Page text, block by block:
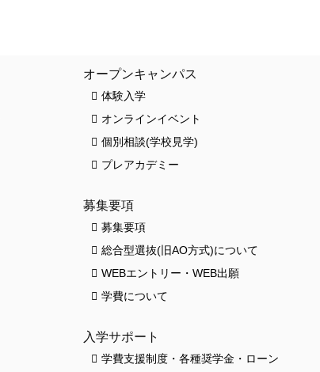
オープンキャンパス
体験入学
オンラインイベント
個別相談(学校見学)
プレアカデミー
募集要項
募集要項
総合型選抜(旧AO方式)について
WEBエントリー・WEB出願
学費について
入学サポート
学費支援制度・各種奨学金・ローン